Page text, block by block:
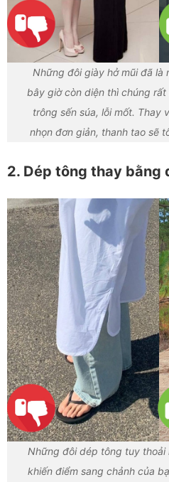
Những đôi giày hở mũi đã là
bây giờ còn diện thì chúng
trông sến súa, lỗi mốt. Thay
nhọn đơn giản, thanh tao sẽ
2. Dép tông thay bằng
Những đôi dép tông tuy thoải
khiến điểm sang chảnh của